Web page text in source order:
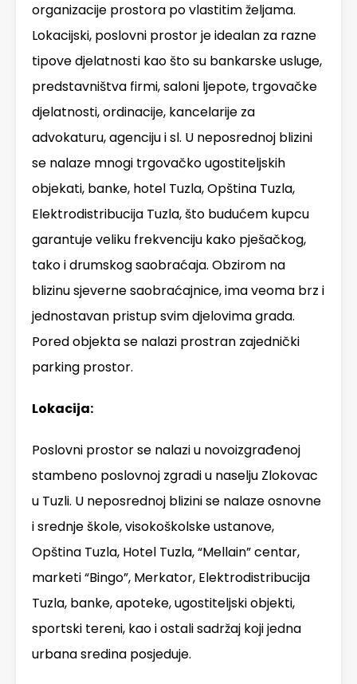
organizacije prostora po vlastitim željama.
Lokacijski, poslovni prostor je idealan za razne
tipove djelatnosti kao što su bankarske usluge,
predstavništva firmi, saloni ljepote, trgovačke
djelatnosti, ordinacije, kancelarije za
advokaturu, agenciju i sl. U neposrednoj blizini
se nalaze mnogi trgovačko ugostiteljskih
objekati, banke, hotel Tuzla, Opština Tuzla,
Elektrodistribucija Tuzla, što budućem kupcu
garantuje veliku frekvenciju kako pješačkog,
tako i drumskog saobraćaja. Obzirom na
blizinu sjeverne saobraćajnice, ima veoma brz i
jednostavan pristup svim djelovima grada.
Pored objekta se nalazi prostran zajednički
parking prostor.
Lokacija:
Poslovni prostor se nalazi u novoizgrađenoj
stambeno poslovnoj zgradi u naselju Zlokovac
u Tuzli. U neposrednoj blizini se nalaze osnovne
i srednje škole, visokoškolske ustanove,
Opština Tuzla, Hotel Tuzla, “Mellain” centar,
marketi “Bingo”, Merkator, Elektrodistribucija
Tuzla, banke, apoteke, ugostiteljski objekti,
sportski tereni, kao i ostali sadržaj koji jedna
urbana sredina posjeduje.